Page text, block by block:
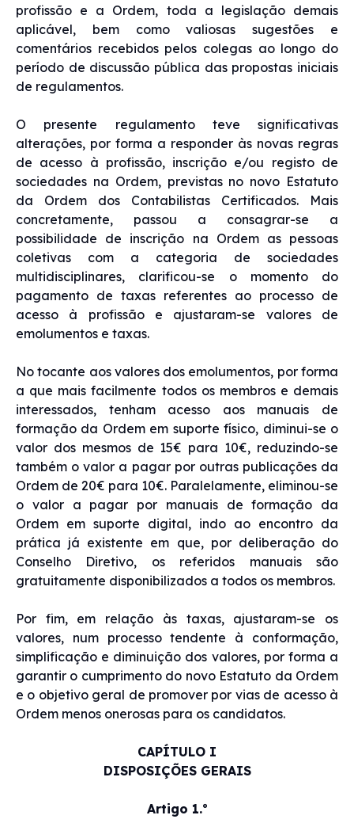
profissão e a Ordem, toda a legislação demais
aplicável, bem como valiosas sugestões e
comentários recebidos pelos colegas ao longo do
período de discussão pública das propostas iniciais
de regulamentos.
O presente regulamento teve significativas
alterações, por forma a responder às novas regras
de acesso à profissão, inscrição e/ou registo de
sociedades na Ordem, previstas no novo Estatuto
da Ordem dos Contabilistas Certificados. Mais
concretamente, passou a consagrar-se a
possibilidade de inscrição na Ordem as pessoas
coletivas com a categoria de sociedades
multidisciplinares, clarificou-se o momento do
pagamento de taxas referentes ao processo de
acesso à profissão e ajustaram-se valores de
emolumentos e taxas.
No tocante aos valores dos emolumentos, por forma
a que mais facilmente todos os membros e demais
interessados, tenham acesso aos manuais de
formação da Ordem em suporte físico, diminui-se o
valor dos mesmos de 15€ para 10€, reduzindo-se
também o valor a pagar por outras publicações da
Ordem de 20€ para 10€. Paralelamente, eliminou-se
o valor a pagar por manuais de formação da
Ordem em suporte digital, indo ao encontro da
prática já existente em que, por deliberação do
Conselho Diretivo, os referidos manuais são
gratuitamente disponibilizados a todos os membros.
Por fim, em relação às taxas, ajustaram-se os
valores, num processo tendente à conformação,
simplificação e diminuição dos valores, por forma a
garantir o cumprimento do novo Estatuto da Ordem
e o objetivo geral de promover por vias de acesso à
Ordem menos onerosas para os candidatos.
CAPÍTULO I
DISPOSIÇÕES GERAIS
Artigo 1.º